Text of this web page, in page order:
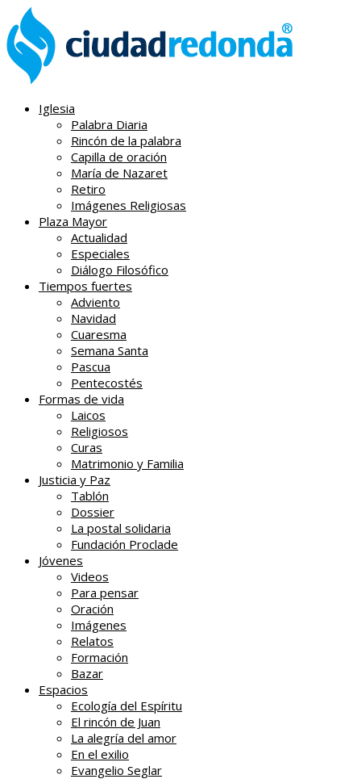
Iglesia
Palabra Diaria
Rincón de la palabra
Capilla de oración
María de Nazaret
Retiro
Imágenes Religiosas
Plaza Mayor
Actualidad
Especiales
Diálogo Filosófico
Tiempos fuertes
Adviento
Navidad
Cuaresma
Semana Santa
Pascua
Pentecostés
Formas de vida
Laicos
Religiosos
Curas
Matrimonio y Familia
Justicia y Paz
Tablón
Dossier
La postal solidaria
Fundación Proclade
Jóvenes
Videos
Para pensar
Oración
Imágenes
Relatos
Formación
Bazar
Espacios
Ecología del Espíritu
El rincón de Juan
La alegría del amor
En el exilio
Evangelio Seglar